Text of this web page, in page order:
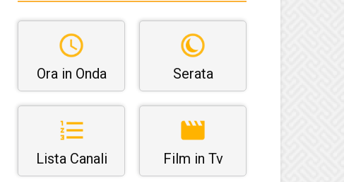
Ora in Onda Serata
Lista Canali Film in Tv